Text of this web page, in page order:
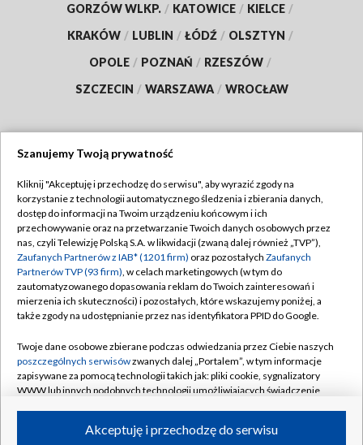
GORZÓW WLKP. / KATOWICE / KIELCE /
KRAKÓW / LUBLIN / ŁÓDŹ / OLSZTYN /
OPOLE / POZNAŃ / RZESZÓW /
SZCZECIN / WARSZAWA / WROCŁAW
TVP
Abonament TVP
Emisja w TVP
Centrum informacji TVP
Naziemna Telewizja Cyfrowa
Rada Programowa
System NOS
Informacje o nadawcy
Program dla prasy
Regulamin TVP
Polityka prywatności
Moje zgody
Pomoc
Kontakt
Kanały
Szanujemy Twoją prywatność
Kliknij "Akceptuję i przechodzę do serwisu", aby wyrazić zgody na
korzystanie z technologii automatycznego śledzenia i zbierania danych,
dostęp do informacji na Twoim urządzeniu końcowym i ich
przechowywanie oraz na przetwarzanie Twoich danych osobowych przez
nas, czyli Telewizję Polską S.A. w likwidacji (zwaną dalej również „TVP”),
Zaufanych Partnerów z IAB* (1201 firm) oraz pozostałych Zaufanych
Partnerów TVP (93 firm), w celach marketingowych (w tym do
zautomatyzowanego dopasowania reklam do Twoich zainteresowań i
mierzenia ich skuteczności) i pozostałych, które wskazujemy poniżej, a
także zgody na udostępnianie przez nas identyfikatora PPID do Google.
Twoje dane osobowe zbierane podczas odwiedzania przez Ciebie naszych
poszczególnych serwisówzwanych dalej „Portalem”, w tym informacje
zapisywane za pomocą technologii takich jak: pliki cookie, sygnalizatory
WWW lub innych podobnych technologii umożliwiających świadczenie
ruchu w Internecie.Akceptuję i przechodzę do serwisu